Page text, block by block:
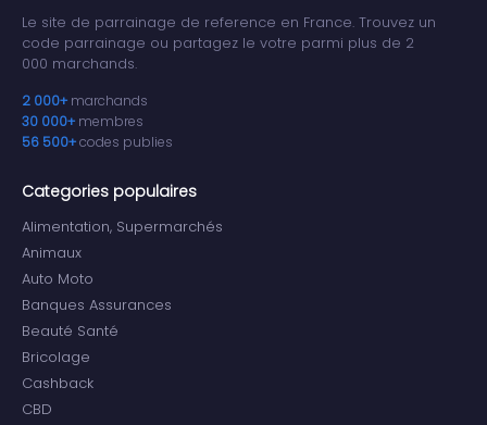
Le site de parrainage de reference en France. Trouvez un
code parrainage ou partagez le votre parmi plus de 2
000 marchands.
2 000+ marchands
30 000+ membres
56 500+codes publies
Categories populaires
Alimentation, Supermarchés
Animaux
Auto Moto
Banques Assurances
Beauté Santé
Bricolage
Cashback
CBD